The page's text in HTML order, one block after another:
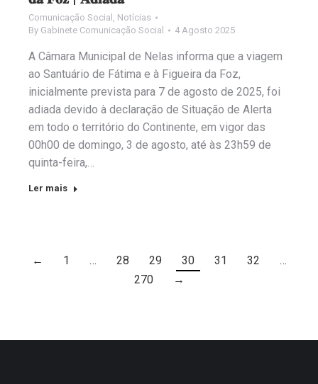
Comunicação Social , Notícias
By Gabinete Comunicação Social 4 Agosto 2025
A Câmara Municipal de Nelas informa que a viagem
ao Santuário de Fátima e à Figueira da Foz,
inicialmente prevista para 7 de agosto de 2025, foi
adiada devido à declaração de Situação de Alerta
em todo o território do Continente, em vigor das
00h00 de domingo, 3 de agosto, até às 23h59 de
quinta-feira,…
Ler mais
← 1 … 28 29 30 31 32
…
270
→